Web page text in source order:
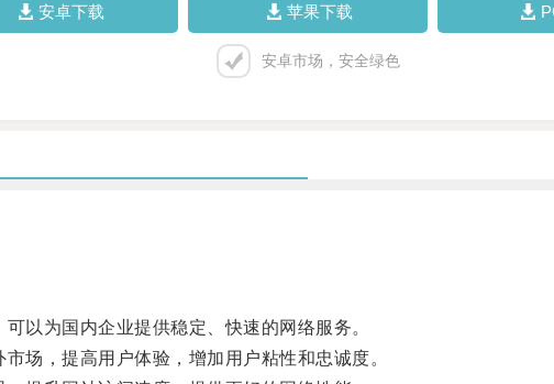
安卓下载 苹果下载
安卓市场，安全绿色
为国内企业提供稳定、快速的网络服务。
，提高用户体验，增加用户粘性和忠诚度。